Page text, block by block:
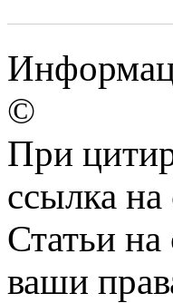
©
При
ссылка на
Статьи
ваши